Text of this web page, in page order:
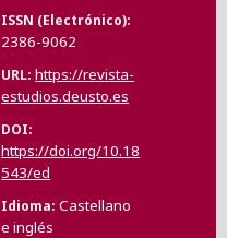
ISSN (Electrónico)
2386-9062
URL https://revista-
estudios.deusto.es
DOI
https://doi.org/10.18
543/ed
Idioma Castellano
e inglés